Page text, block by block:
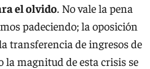
el olvido. No vale la pena
padeciendo; la oposición
de ingresos de
la magnitud de esta crisis se